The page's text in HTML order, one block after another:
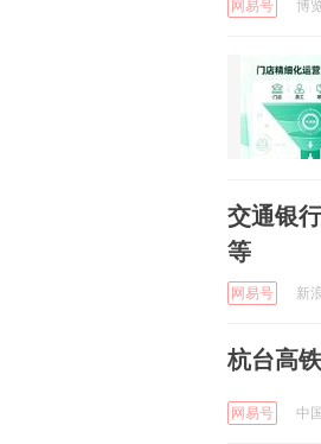
网易号 博
交通银
等
网易号 新
杭台高
网易号 中